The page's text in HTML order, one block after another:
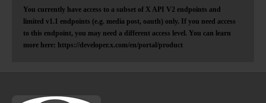
You currently have access to a subset of X API V2 endpoints and
limited v1.1 endpoints (e.g. media post, oauth) only. If you need access
to this endpoint, you may need a different access level. You can learn
more here: https://developer.x.com/en/portal/product